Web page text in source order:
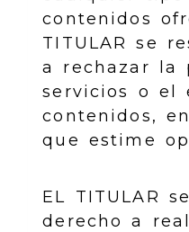
contenidos
TITULAR se
a rechazar la
servicios o el
contenidos,
que estime
EL TITULAR
derecho a